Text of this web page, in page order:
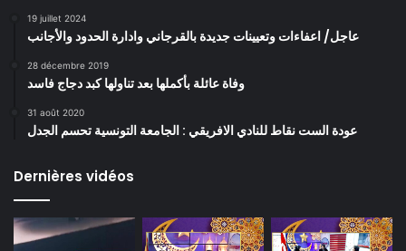
19 juillet 2024
عاجل/ اعفاءات وتعيينات جديدة بالقرجاني وادارة الحدود والأجانب
28 décembre 2019
وفاة عائلة بأكملها بعد تناولها كبد دجاج فاسد
31 août 2020
عودة الست نقاط للنادي الافريقي : الجامعة التونسية تحسم الجدل
Dernières vidéos